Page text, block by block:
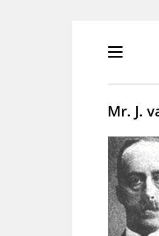
Primair
tonen/
Mr. J.